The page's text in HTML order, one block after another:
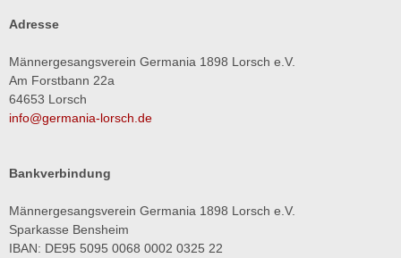
Adresse
Männergesangsverein Germania 1898 Lorsch e.V.
Am Forstbann 22a
64653 Lorsch
info@germania-lorsch.de
Bankverbindung
Männergesangsverein Germania 1898 Lorsch e.V.
Sparkasse Bensheim
IBAN: DE95 5095 0068 0002 0325 22